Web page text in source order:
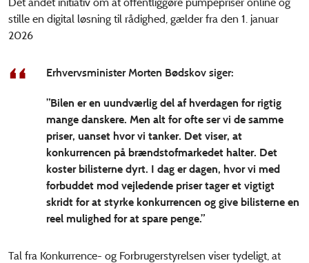
stille en digital løsning til rådighed, gælder fra den 1. januar
2026
Erhvervsminister Morten Bødskov siger:
”Bilen er en uundværlig del af hverdagen for rigtig
mange danskere. Men alt for ofte ser vi de samme
priser, uanset hvor vi tanker. Det viser, at
konkurrencen på brændstofmarkedet halter. Det
koster bilisterne dyrt. I dag er dagen, hvor vi med
forbuddet mod vejledende priser tager et vigtigt
skridt for at styrke konkurrencen og give bilisterne en
reel mulighed for at spare penge.”
Tal fra Konkurrence- og Forbrugerstyrelsen viser tydeligt, at